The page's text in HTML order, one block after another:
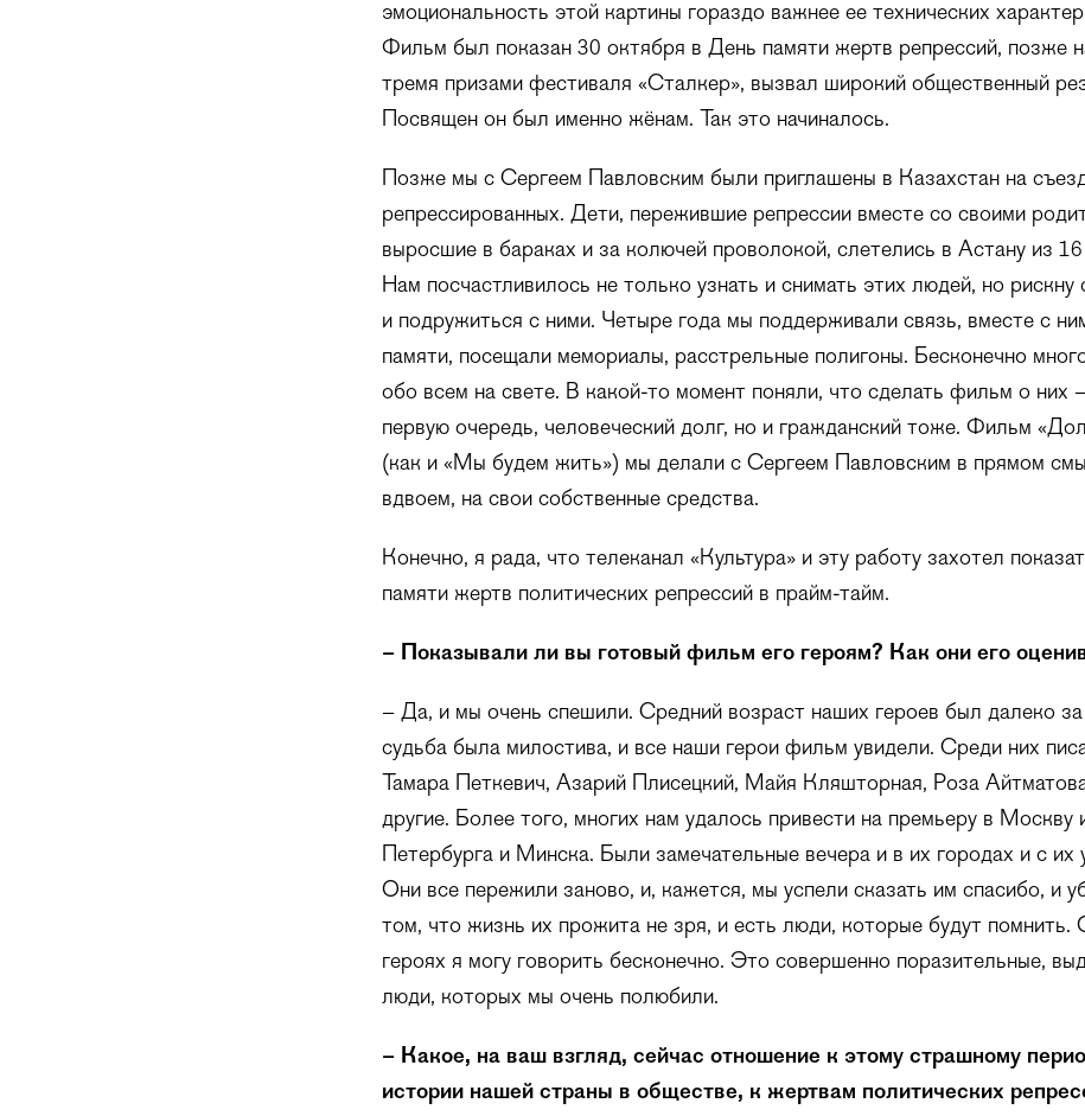
эмоциональность этой картины гораздо важнее ее технических
Фильм был показан 30 октября в День памяти жертв репрессий, позже
тремя призами фестиваля «Сталкер», вызвал широкий общественный
Посвящен он был именно жёнам. Так это начиналось.
Позже мы с Сергеем Павловским были приглашены в Казахстан на
репрессированных. Дети, пережившие репрессии вместе со своими
выросшие в бараках и за колючей проволокой, слетелись в Астану из
Нам посчастливилось не только узнать и снимать этих людей, но рискну
и подружиться с ними. Четыре года мы поддерживали связь, вместе с
памяти, посещали мемориалы, расстрельные полигоны. Бесконечно
обо всем на свете. В какой-то момент поняли, что сделать фильм о них
первую очередь, человеческий долг, но и гражданский тоже. Фильм
(как и «Мы будем жить») мы делали с Сергеем Павловским в прямом
вдвоем, на свои собственные средства.
Конечно, я рада, что телеканал «Культура» и эту работу захотел
памяти жертв политических репрессий в прайм-тайм.
– Показывали ли вы готовый фильм его героям? Как они его
– Да, и мы очень спешили. Средний возраст наших героев был далеко
судьба была милостива, и все наши герои фильм увидели. Среди них
Тамара Петкевич, Азарий Плисецкий, Майя Кляшторная, Роза
другие. Более того, многих нам удалось привести на премьеру в Москву
Петербурга и Минска. Были замечательные вечера и в их городах и с их
Они все пережили заново, и, кажется, мы успели сказать им спасибо, и
том, что жизнь их прожита не зря, и есть люди, которые будут помнить.
героях я могу говорить бесконечно. Это совершенно поразительные,
люди, которых мы очень полюбили.
– Какое, на ваш взгляд, сейчас отношение к этому страшному
истории нашей страны в обществе, к жертвам политических